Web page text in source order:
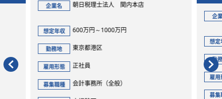
企業名 朝日税理士法人 関内本店
想定年収 600万円～1000万円
勤務地 東京都港区
雇用形態 正社員
募集職種 会計事務所（全般）
企
想定
勤
雇用
募集